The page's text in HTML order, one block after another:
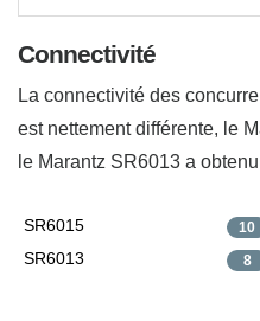
Connectivité
La connectivité des
est nettement différente, le
le Marantz SR6013 a
SR6015 10
SR6013 8